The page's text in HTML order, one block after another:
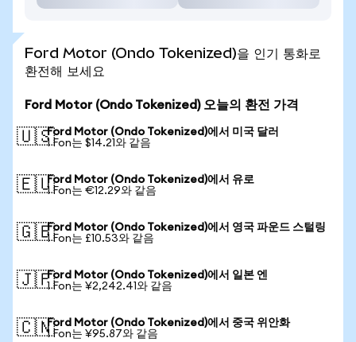
Ford Motor (Ondo Tokenized)을 인기 통화로
환전해 보세요
Ford Motor (Ondo Tokenized) 오늘의 환전 가격
🇺🇸Ford Motor (Ondo Tokenized)에서 미국 달러
1 Fon는 $14.21와 같음
🇪🇺Ford Motor (Ondo Tokenized)에서 유로
1 Fon는 €12.29와 같음
🇬🇧Ford Motor (Ondo Tokenized)에서 영국 파운드 스털링
1 Fon는 £10.53와 같음
🇯🇵Ford Motor (Ondo Tokenized)에서 일본 엔
1 Fon는 ¥2,242.41와 같음
🇨🇳Ford Motor (Ondo Tokenized)에서 중국 위안화
1 Fon는 ¥95.87와 같음